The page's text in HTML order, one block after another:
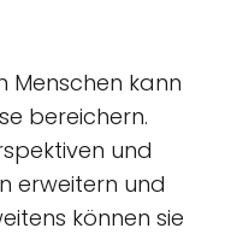
Menschen kann
bereichern.
und
erweitern und
können sie